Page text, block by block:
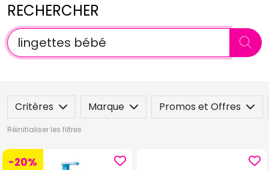
RECHERCHER
Critères Marque Promos et Offres
Réinitialiser les filtres
-20%